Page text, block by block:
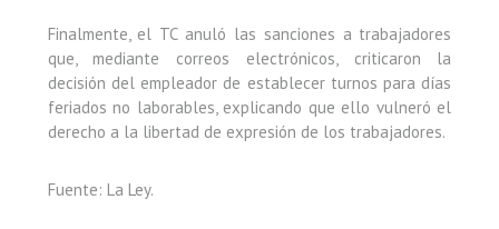
Finalmente, el TC anuló las sanciones a trabajadores
que, mediante correos electrónicos, criticaron la
decisión del empleador de establecer turnos para días
feriados no laborables, explicando que ello vulneró el
derecho a la libertad de expresión de los trabajadores.
Fuente: La Ley.